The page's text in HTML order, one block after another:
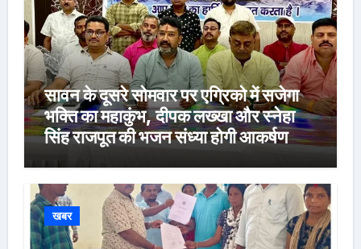
सावन के दूसरे सोमवार पर एग्रिको में सजेगा
भक्ति का महाकुंभ, दीपक लख्खा और स्नेहा
सिंह राजपूत की भजन संध्या होगी आकर्षण
खबर